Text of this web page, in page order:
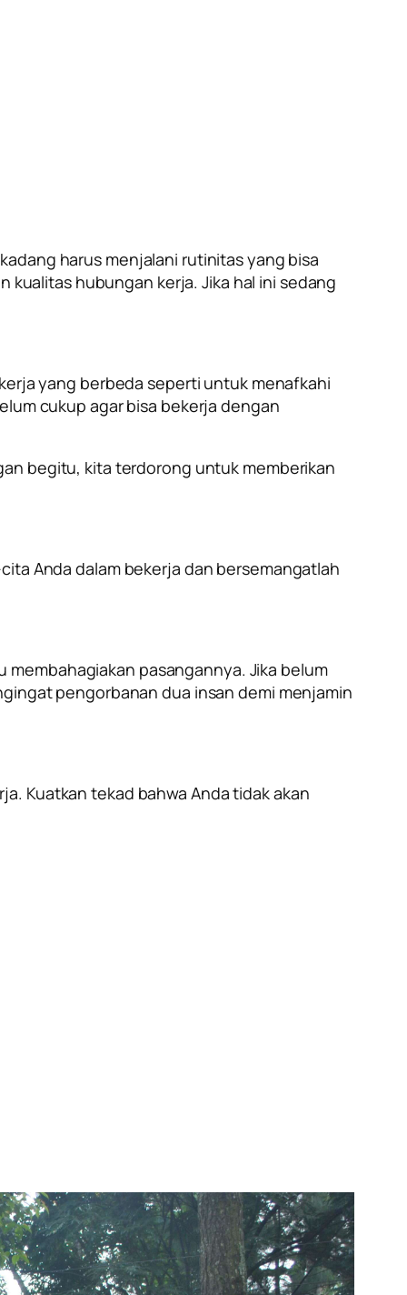
harus menjalani rutinitas yang bisa
hubungan kerja. Jika hal ini sedang
yang berbeda seperti untuk menafkahi
cukup agar bisa bekerja dengan
begitu, kita terdorong untuk memberikan
Anda dalam bekerja dan bersemangatlah
pasangannya. Jika belum
pengorbanan dua insan demi menjamin
Kuatkan tekad bahwa Anda tidak akan